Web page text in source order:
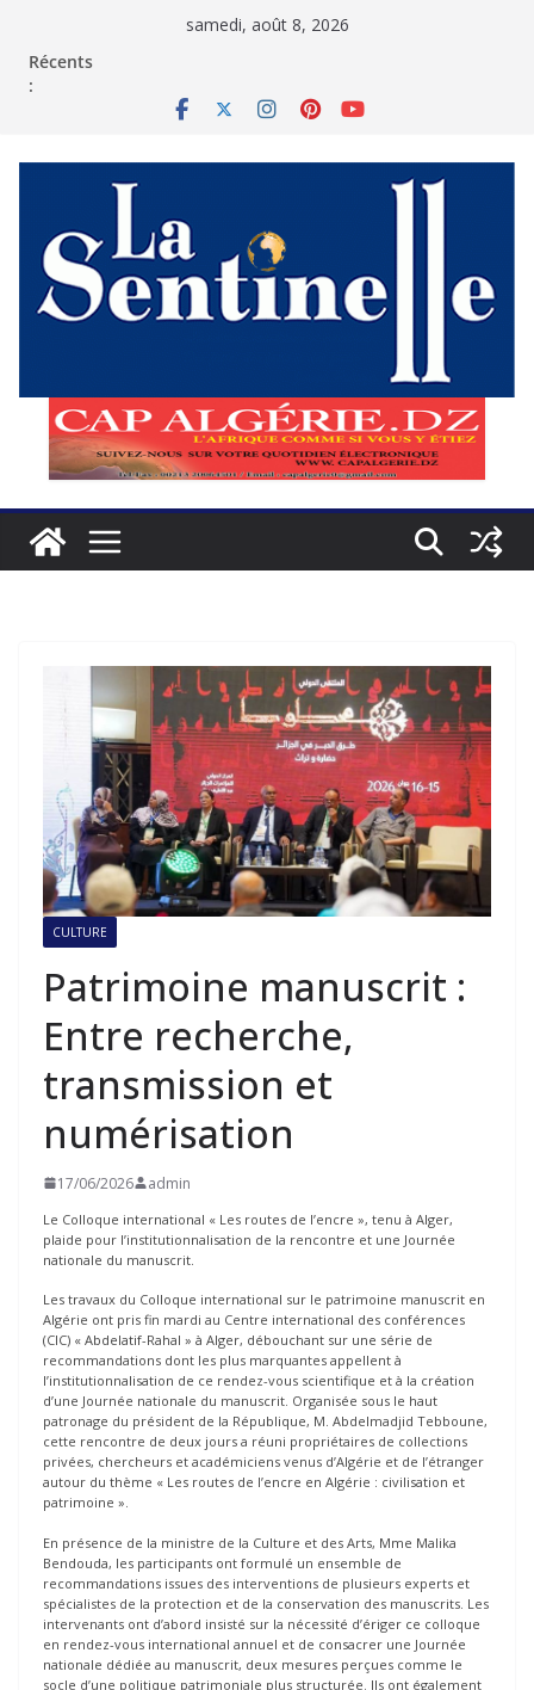
samedi, août 8, 2026
Récents
:
CULTURE
Patrimoine manuscrit :
Entre recherche,
transmission et
numérisation
17/06/2026 admin
Le Colloque international « Les routes de l’encre », tenu à Alger,
plaide pour l’institutionnalisation de la rencontre et une Journée
nationale du manuscrit.
Les travaux du Colloque international sur le patrimoine manuscrit en
Algérie ont pris fin mardi au Centre international des conférences
(CIC) « Abdelatif-Rahal » à Alger, débouchant sur une série de
recommandations dont les plus marquantes appellent à
l’institutionnalisation de ce rendez-vous scientifique et à la création
d’une Journée nationale du manuscrit. Organisée sous le haut
patronage du président de la République, M. Abdelmadjid Tebboune,
cette rencontre de deux jours a réuni propriétaires de collections
privées, chercheurs et académiciens venus d’Algérie et de l’étranger
autour du thème « Les routes de l’encre en Algérie : civilisation et
patrimoine ».
En présence de la ministre de la Culture et des Arts, Mme Malika
Bendouda, les participants ont formulé un ensemble de
recommandations issues des interventions de plusieurs experts et
spécialistes de la protection et de la conservation des manuscrits. Les
intervenants ont d’abord insisté sur la nécessité d’ériger ce colloque
en rendez-vous international annuel et de consacrer une Journée
nationale dédiée au manuscrit, deux mesures perçues comme le
socle d’une politique patrimoniale plus structurée. Ils ont également